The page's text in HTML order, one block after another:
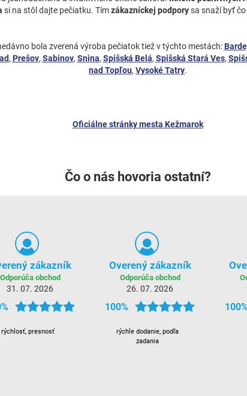
si na stôl dajte pečiatku. Tímzákazníckej podporysa snaží byť
bola zverená výroba pečiatok tiež v týchto mestách:
, Prešov, Sabinov, Snina, Spišská Belá, Spišská Stará Ves,
nad Topľou, Vysoké Tatry.
Oficiálne stránky mesta Kežmarok
Čo o nás hovoria ostatní?
zákazník
Odporúča obchod
31. 07. 2026
rýchlosť, presnosť
Overený zákazník
Odporúča obchod
26. 07. 2026
100%
rýchle dodanie, podľa
zadania